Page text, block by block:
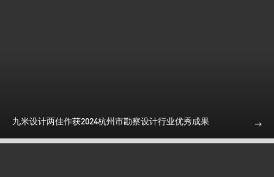
九米设计两佳作获2024杭州市勘察设计行业优秀成果